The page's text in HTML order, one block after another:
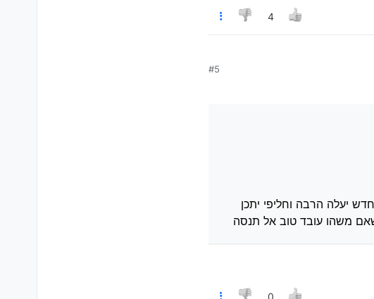
4
אותו כי אז בדיוק הוא ידפק לך)
#5
יעלה הרבה וחליפי יתכן
שאם משהו עובד טוב אל תנסה
0